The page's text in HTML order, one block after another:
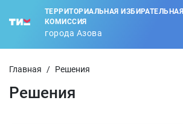
ТЕРРИТОРИАЛЬНАЯ ИЗБИРАТЕЛЬНАЯ
КОМИССИЯ
города Азова
Главная / Решения
Решения